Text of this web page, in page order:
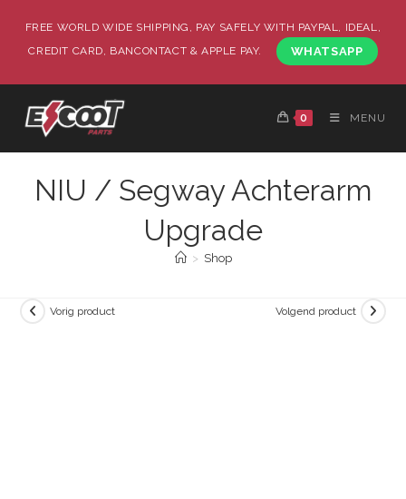
FREE WORLD WIDE SHIPPING, PAY SAFELY WITH PAYPAL, IDEAL,
CREDIT CARD, BANCONTACT & APPLE PAY.
WHATSAPP
0 MENU
NIU / Segway Achterarm
Upgrade
> Shop
Vorig product Volgend product